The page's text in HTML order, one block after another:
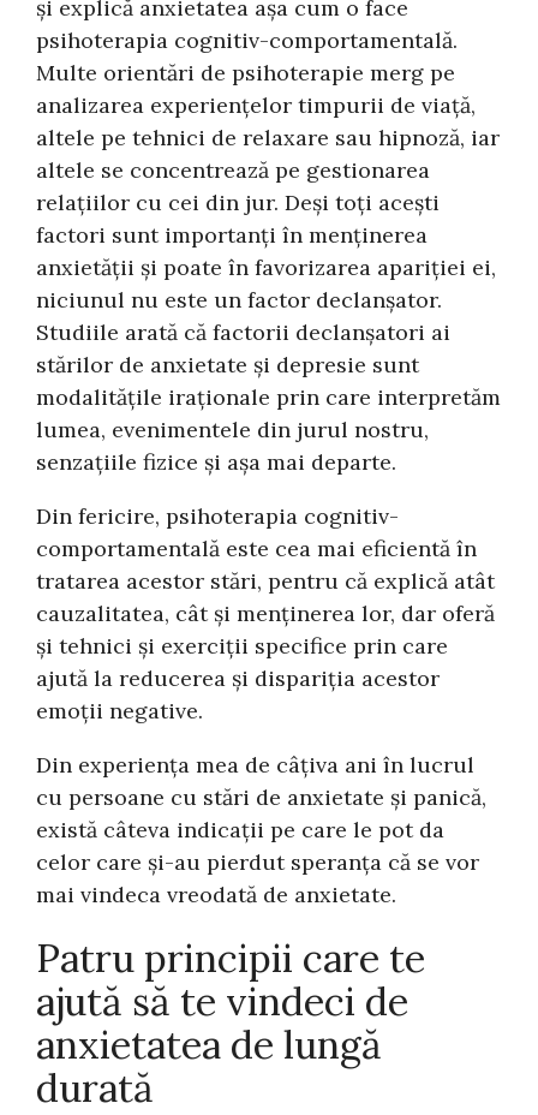
și explică anxietatea așa cum o face
psihoterapia cognitiv-comportamentală.
Multe orientări de psihoterapie merg pe
analizarea experiențelor timpurii de viață,
altele pe tehnici de relaxare sau hipnoză, iar
altele se concentrează pe gestionarea
relațiilor cu cei din jur. Deși toți acești
factori sunt importanți în menținerea
anxietății și poate în favorizarea apariției ei,
niciunul nu este un factor declanșator.
Studiile arată că factorii declanșatori ai
stărilor de anxietate și depresie sunt
modalitățile iraționale prin care interpretăm
lumea, evenimentele din jurul nostru,
senzațiile fizice și așa mai departe.
Din fericire, psihoterapia cognitiv-
comportamentală este cea mai eficientă în
tratarea acestor stări, pentru că explică atât
cauzalitatea, cât și menținerea lor, dar oferă
și tehnici și exerciții specifice prin care
ajută la reducerea și dispariția acestor
emoții negative.
Din experiența mea de câțiva ani în lucrul
cu persoane cu stări de anxietate și panică,
există câteva indicații pe care le pot da
celor care și-au pierdut speranța că se vor
mai vindeca vreodată de anxietate.
Patru principii care te
ajută să te vindeci de
anxietatea de lungă
durată